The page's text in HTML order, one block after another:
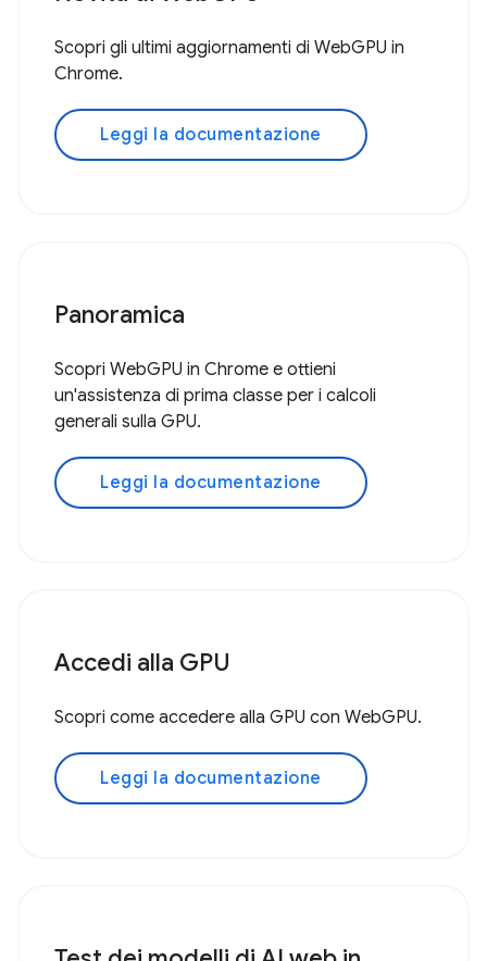
Scopri gli ultimi aggiornamenti di WebGPU in
Chrome.
Leggi la documentazione
Panoramica
Scopri WebGPU in Chrome e ottieni
un'assistenza di prima classe per i calcoli
generali sulla GPU.
Leggi la documentazione
Accedi alla GPU
Scopri come accedere alla GPU con WebGPU.
Leggi la documentazione